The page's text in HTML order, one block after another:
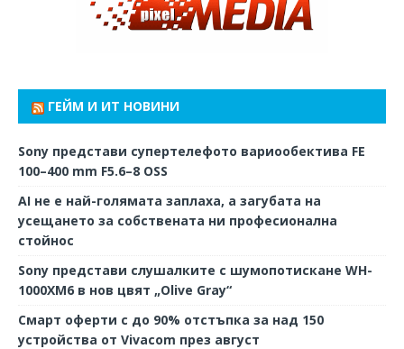
ГЕЙМ И ИТ НОВИНИ
Sony представи супертелефото вариообектива FE
100–400 mm F5.6–8 OSS
AI не е най-голямата заплаха, а загубата на
усещането за собствената ни професионална
стойнос
Sony представи слушалките с шумопотискане WH-
1000XM6 в нов цвят „Olive Gray“
Смарт оферти с до 90% отстъпка за над 150
устройства от Vivacom през август